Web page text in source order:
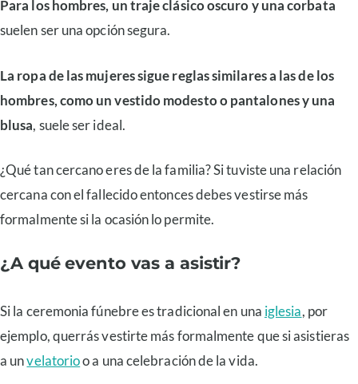
Para los hombres, un traje clásico oscuro y una corbata
suelen ser una opción segura.
La ropa de las mujeres sigue reglas similares a las de los
hombres, como un vestido modesto o pantalones y una
blusa, suele ser ideal.
¿Qué tan cercano eres de la familia? Si tuviste una relación
cercana con el fallecido entonces debes vestirse más
formalmente si la ocasión lo permite.
¿A qué evento vas a asistir?
Si la ceremonia fúnebre es tradicional en una iglesia, por
ejemplo, querrás vestirte más formalmente que si asistieras
a unvelatorioo a una celebración de la vida.